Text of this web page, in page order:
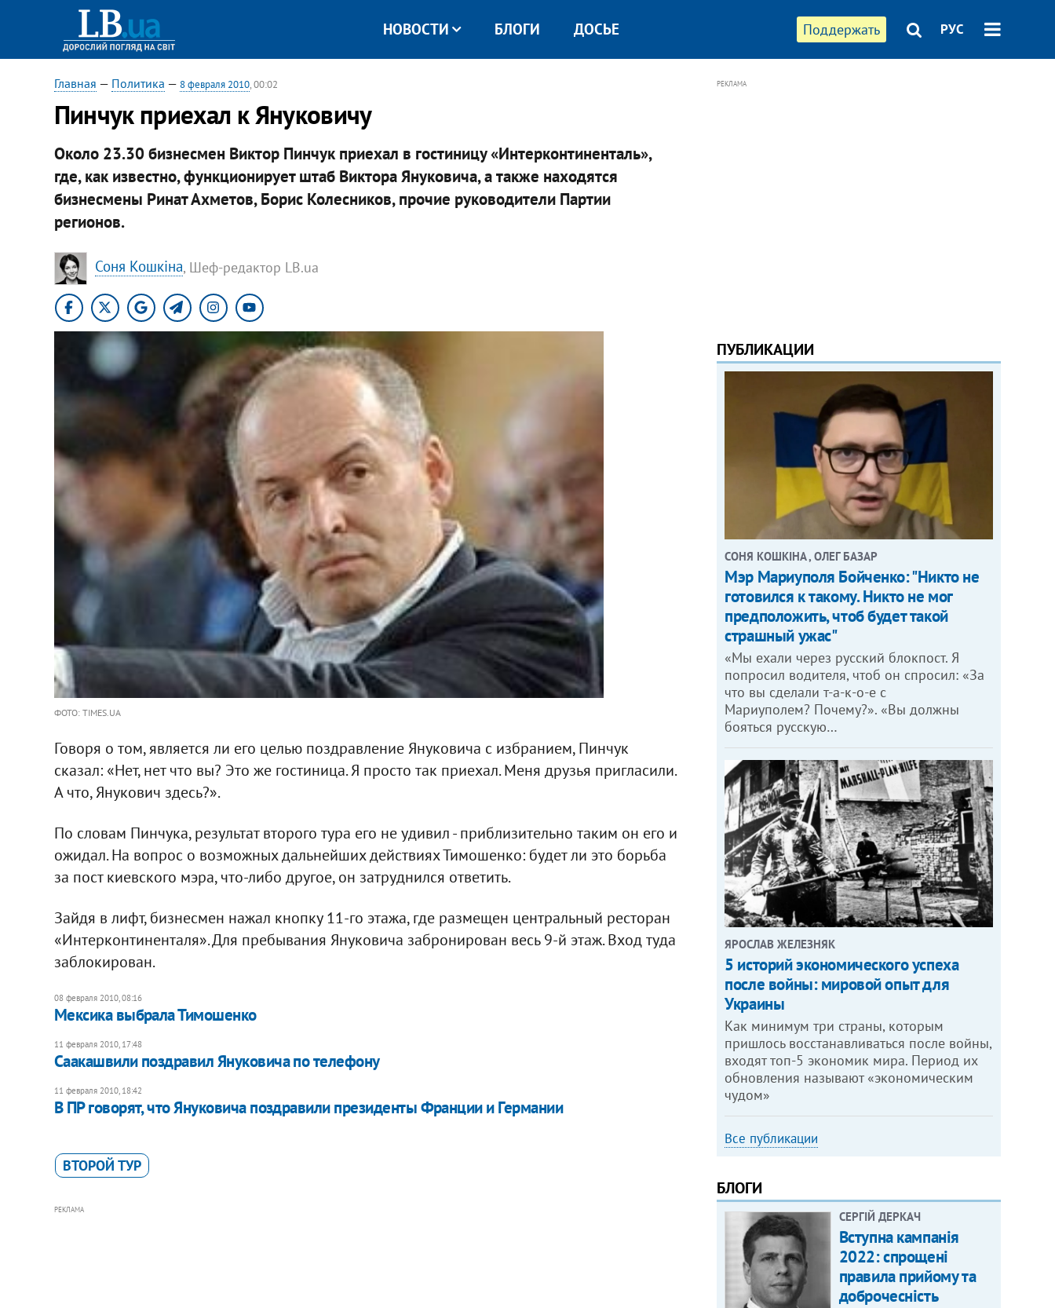
Поддержать РУС
НОВОСТИ БЛОГИ ДОСЬЕ
Главная — Политика — 8 февраля 2010, 00:02
Пинчук приехал к Януковичу
Около 23.30 бизнесмен Виктор Пинчук приехал в гостиницу «Интерконтиненталь»,
где, как известно, функционирует штаб Виктора Януковича, а также находятся
бизнесмены Ринат Ахметов, Борис Колесников, прочие руководители Партии
регионов.
Соня Кошкіна, Шеф-редактор LB.ua
ФОТО: TIMES.UA
Говоря о том, является ли его целью поздравление Януковича с избранием, Пинчук
сказал: «Нет, нет что вы? Это же гостиница. Я просто так приехал. Меня друзья пригласили.
А что, Янукович здесь?».
По словам Пинчука, результат второго тура его не удивил - приблизительно таким он его и
ожидал. На вопрос о возможных дальнейших действиях Тимошенко: будет ли это борьба
за пост киевского мэра, что-либо другое, он затруднился ответить.
Зайдя в лифт, бизнесмен нажал кнопку 11-го этажа, где размещен центральный ресторан
«Интерконтиненталя». Для пребывания Януковича забронирован весь 9-й этаж. Вход туда
заблокирован.
08 февраля 2010, 08:16
Мексика выбрала Тимошенко
11 февраля 2010, 17:48
Саакашвили поздравил Януковича по телефону
11 февраля 2010, 18:42
В ПР говорят, что Януковича поздравили президенты Франции и Германии
ВТОРОЙ ТУР
РЕКЛАМА
РЕКЛАМА
ПУБЛИКАЦИИ
СОНЯ КОШКІНА , ОЛЕГ БАЗАР
Мэр Мариуполя Бойченко: "Никто не
готовился к такому. Никто не мог
предположить, чтоб будет такой
страшный ужас"
«Мы ехали через русский блокпост. Я
попросил водителя, чтоб он спросил: «За
что вы сделали т-а-к-о-е с
Мариуполем? Почему?». «Вы должны
бояться русскую…
ЯРОСЛАВ ЖЕЛЕЗНЯК
5 историй экономического успеха
после войны: мировой опыт для
Украины
Как минимум три страны, которым
пришлось восстанавливаться после войны,
входят топ-5 экономик мира. Период их
обновления называют «экономическим
чудом»
Все публикации
БЛОГИ
СЕРГІЙ ДЕРКАЧ
Вступна кампанія
2022: спрощені
правила прийому та
доброчесність